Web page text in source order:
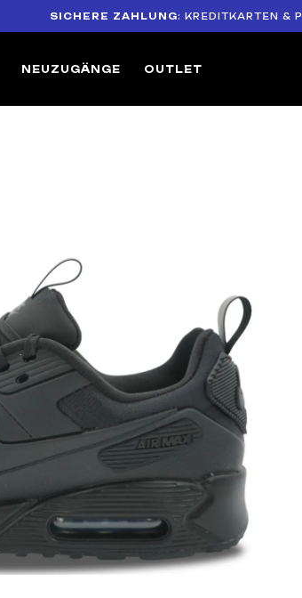
SICHERE ZAHLUNG: KREDITKARTEN & PAYPAL
NEUZUGÄNGE OUTLET